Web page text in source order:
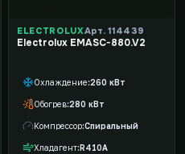
ELECTROLUXАрт. 114439
Electrolux EMASC-880.V2
Охлаждение 260 кВт
Обогрев 280 кВт
Компрессор Спиральный
Хладагент R410A